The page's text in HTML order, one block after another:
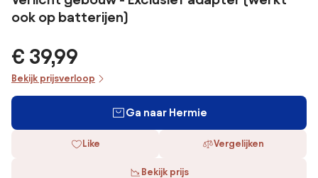
ook op batterijen)
€ 39,99
Bekijk prijsverloop
Ga naar Hermie
Like Vergelijken
Bekijk prijs